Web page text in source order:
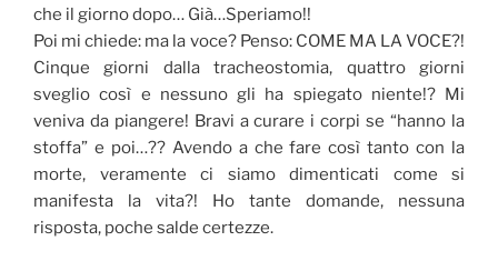
che il giorno dopo… Già…Speriamo!!
Poi mi chiede: ma la voce? Penso: COME MA LA VOCE?!
Cinque giorni dalla tracheostomia, quattro giorni
sveglio così e nessuno gli ha spiegato niente!? Mi
veniva da piangere! Bravi a curare i corpi se “hanno la
stoffa” e poi…?? Avendo a che fare così tanto con la
morte, veramente ci siamo dimenticati come si
manifesta la vita?! Ho tante domande, nessuna
risposta, poche salde certezze.